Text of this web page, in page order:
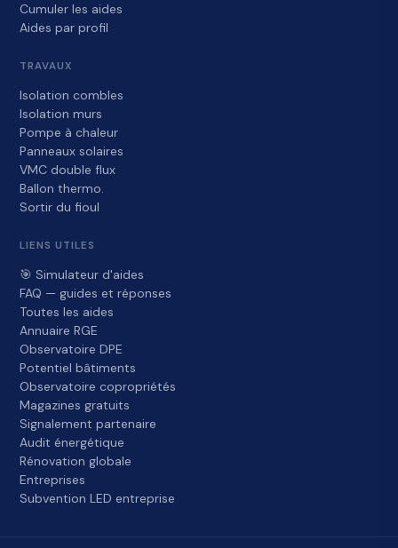
Cumuler les aides
Aides par profil
TRAVAUX
Isolation combles
Isolation murs
Pompe à chaleur
Panneaux solaires
VMC double flux
Ballon thermo.
Sortir du fioul
LIENS UTILES
🎯 Simulateur d'aides
FAQ — guides et réponses
Toutes les aides
Annuaire RGE
Observatoire DPE
Potentiel bâtiments
Observatoire copropriétés
Magazines gratuits
Signalement partenaire
Audit énergétique
Rénovation globale
Entreprises
Subvention LED entreprise